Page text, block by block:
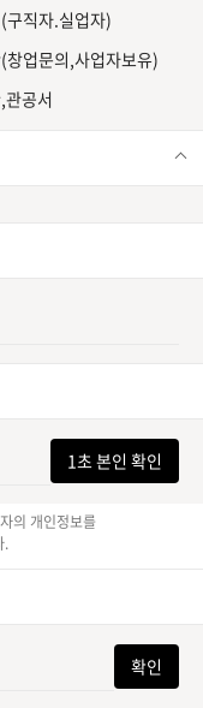
구직자.실업자)
창업문의,사업자보유)
관공서
1초 본인 확인
의 개인정보를
.
확인